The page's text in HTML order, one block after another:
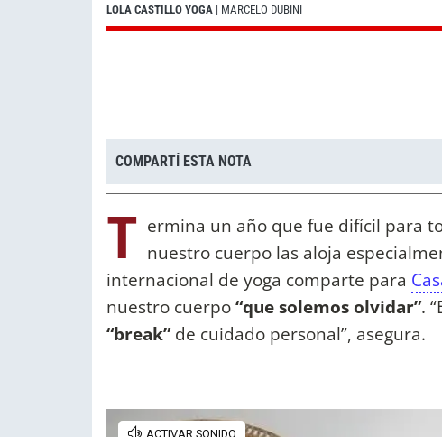
LOLA CASTILLO YOGA | MARCELO DUBINI
COMPARTÍ ESTA NOTA
T ermina un año que fue difícil para
nuestro cuerpo las aloja
internacional de yoga comparte para
nuestro cuerpo“que solemos olvidar”.
“break”de cuidado personal”, asegura.